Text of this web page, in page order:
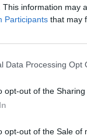
This information may
Participants that may
Data Processing Opt
opt-out of the
opt-out of the Sale of
konkursas Mano
K.